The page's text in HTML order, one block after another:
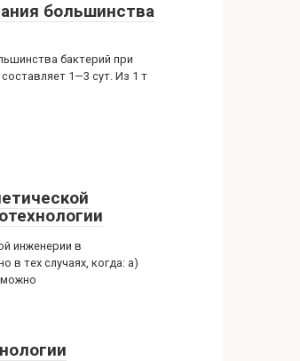
большинства
бактерий при
1—3 сут. Из 1 т
инженерии в
в тех случаях, когда: а)